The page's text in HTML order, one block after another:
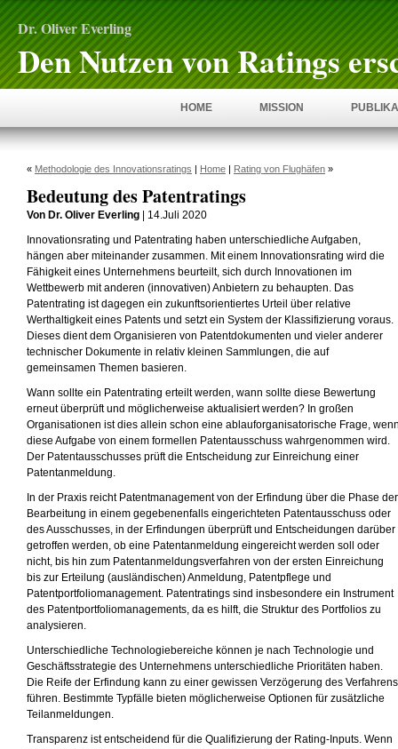
Dr. Oliver Everling
Den Nutzen von Ratings
HOME MISSION
« Methodologie des Innovationsratings | Home | Rating von Flughäfen »
Bedeutung des Patentratings
Von Dr. Oliver Everling | 14.Juli 2020
Innovationsrating und Patentrating haben unterschiedliche Aufgaben,
hängen aber miteinander zusammen. Mit einem Innovationsrating wird die
Fähigkeit eines Unternehmens beurteilt, sich durch Innovationen im
Wettbewerb mit anderen (innovativen) Anbietern zu behaupten. Das
Patentrating ist dagegen ein zukunftsorientiertes Urteil über relative
Werthaltigkeit eines Patents und setzt ein System der Klassifizierung voraus.
Dieses dient dem Organisieren von Patentdokumenten und vieler anderer
technischer Dokumente in relativ kleinen Sammlungen, die auf
gemeinsamen Themen basieren.
Wann sollte ein Patentrating erteilt werden, wann sollte diese Bewertung
erneut überprüft und möglicherweise aktualisiert werden? In großen
Organisationen ist dies allein schon eine ablauforganisatorische Frage,
diese Aufgabe von einem formellen Patentausschuss wahrgenommen wird.
Der Patentausschusses prüft die Entscheidung zur Einreichung einer
Patentanmeldung.
In der Praxis reicht Patentmanagement von der Erfindung über die Phase der
Bearbeitung in einem gegebenenfalls eingerichteten Patentausschuss oder
des Ausschusses, in der Erfindungen überprüft und Entscheidungen darüber
getroffen werden, ob eine Patentanmeldung eingereicht werden soll oder
nicht, bis hin zum Patentanmeldungsverfahren von der ersten Einreichung
bis zur Erteilung (ausländischen) Anmeldung, Patentpflege und
Patentportfoliomanagement. Patentratings sind insbesondere ein Instrument
des Patentportfoliomanagements, da es hilft, die Struktur des Portfolios zu
analysieren.
Unterschiedliche Technologiebereiche können je nach Technologie und
Geschäftsstrategie des Unternehmens unterschiedliche Prioritäten haben.
Die Reife der Erfindung kann zu einer gewissen Verzögerung des Verfahrens
führen. Bestimmte Typfälle bieten möglicherweise Optionen für zusätzliche
Teilanmeldungen.
Transparenz ist entscheidend für die Qualifizierung der Rating-Inputs. Wenn